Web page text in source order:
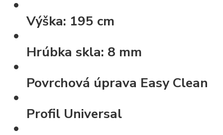
Výška: 195 cm
Hrúbka skla: 8 mm
Povrchová úprava Easy Clean
Profil Universal